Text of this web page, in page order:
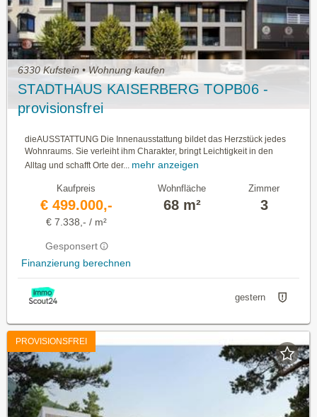
6330 Kufstein • Wohnung kaufen
STADTHAUS KAISERBERG TOPB06 -
provisionsfrei
dieAUSSTATTUNG Die Innenausstattung bildet das Herzstück jedes
Wohnraums. Sie verleiht ihm Charakter, bringt Leichtigkeit in den
Alltag und schafft Orte der... mehr anzeigen
Kaufpreis
€ 499.000,-
€ 7.338,- / m²
Gesponsert
Finanzierung berechnen
Wohnfläche
68 m²
Zimmer
3
gestern
PROVISIONSFREI